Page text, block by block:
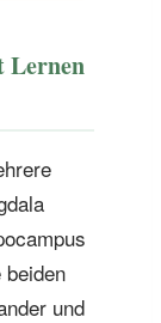
Lernen
und